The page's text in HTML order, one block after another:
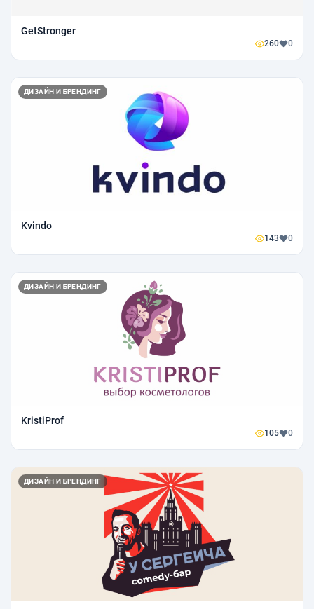
GetStronger
260 0
ДИЗАЙН И БРЕНДИНГ
Kvindo
143 0
ДИЗАЙН И БРЕНДИНГ
KristiProf
105 0
ДИЗАЙН И БРЕНДИНГ